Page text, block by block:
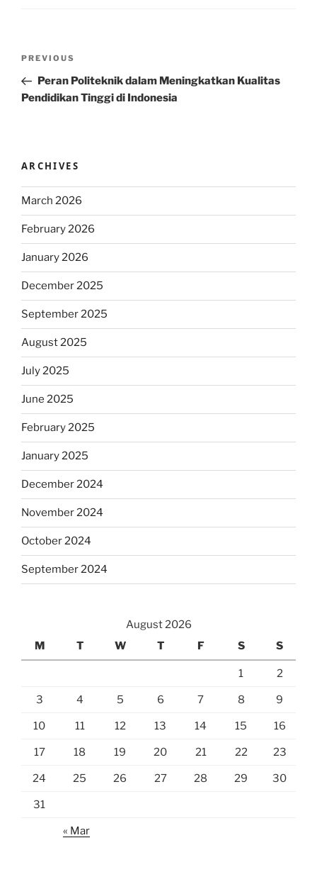
Previous
Post
PREVIOUS
Peran Politeknik dalam Meningkatkan Kualitas
Pendidikan Tinggi di Indonesia
ARCHIVES
March 2026
February 2026
January 2026
December 2025
September 2025
August 2025
July 2025
June 2025
February 2025
January 2025
December 2024
November 2024
October 2024
September 2024
August 2026
M
T W T F S S
1 2
3 4 5 6 7 8 9
10 11 12 13 14 15 16
17 18 19 20 21 22 23
24 25 26 27 28 29 30
31
« Mar